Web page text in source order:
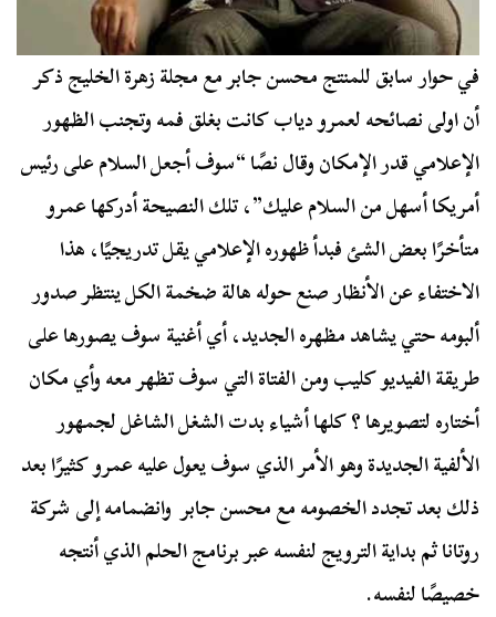
في حوار سابق للمنتج محسن جابر مع مجلة زهرة الخليج ذكر
أن اولى نصائحه لعمرو دياب كانت بغلق فمه وتجنب الظهور
الإعلامي قدر الإمكان وقال نصًا “سوف أجعل السلام على رئيس
أمريكا أسهل من السلام عليك”، تلك النصيحة أدركها عمرو
متأخرًا بعض الشئ فبدأ ظهوره الإعلامي يقل تدريجيًا، هذا
الاختفاء عن الأنظار صنع حوله هالة ضخمة الكل ينتظر صدور
ألبومه حتي يشاهد مظهره الجديد، أي أغنية سوف يصورها على
طريقة الفيديو كليب ومن الفتاة التي سوف تظهر معه وأي مكان
أختاره لتصويرها ؟ كلها أشياء بدت الشغل الشاغل لجمهور
الألفية الجديدة وهو الأمر الذي سوف يعول عليه عمرو كثيرًا بعد
ذلك بعد تجدد الخصومه مع محسن جابر وانضمامه إلى شركة
روتانا ثم بداية الترويج لنفسه عبر برنامج الحلم الذي أنتجه
خصيصًا لنفسه.